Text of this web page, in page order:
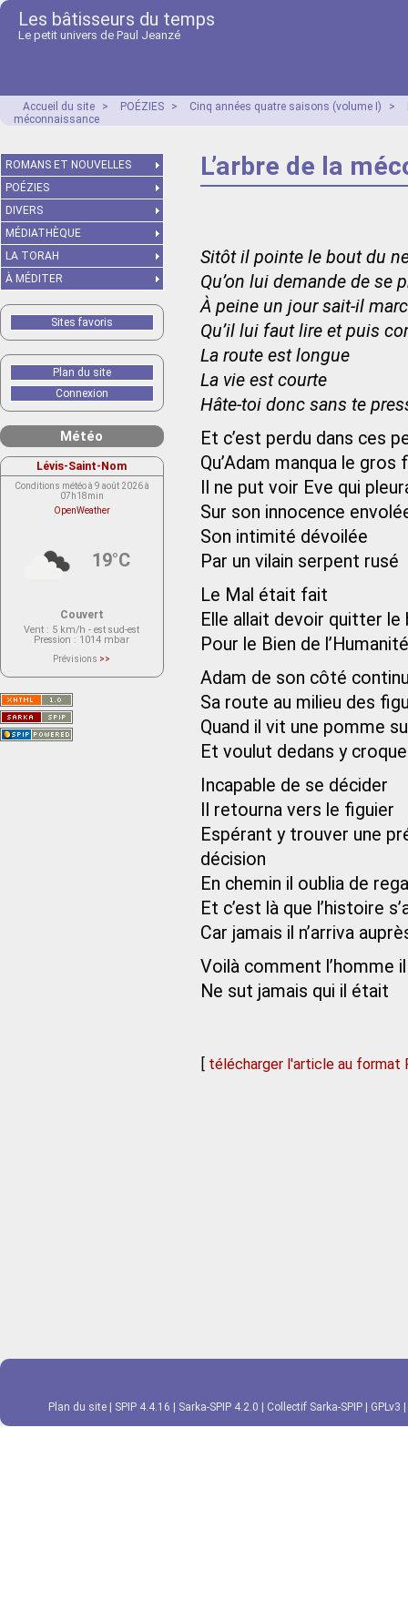
Les bâtisseurs du temps
Le petit univers de Paul Jeanzé
Accueil du site > POÉZIES > Cinq années quatre saisons (volume I) >
méconnaissance
L’arbre de la
Sitôt il pointe le bout du
Qu’on lui demande de se
À peine un jour sait-il
Qu’il lui faut lire et puis
La route est longue
La vie est courte
Hâte-toi donc sans te
Et c’est perdu dans ces
Qu’Adam manqua le gros
Il ne put voir Eve qui
Sur son innocence
Son intimité dévoilée
Par un vilain serpent rusé
Le Mal était fait
Elle allait devoir quitter le
Pour le Bien de l’Humanité
Adam de son côté
Sa route au milieu des
Quand il vit une pomme
Et voulut dedans y
Incapable de se décider
Il retourna vers le figuier
Espérant y trouver une
décision
En chemin il oublia de
Et c’est là que l’histoire
Car jamais il n’arriva
Voilà comment l’homme
Ne sut jamais qui il était
[ télécharger l'article au format
ROMANS ET NOUVELLES
POÉZIES
DIVERS
MÉDIATHÈQUE
LA TORAH
À MÉDITER
Sites favoris
Plan du site
Connexion
Météo
Lévis-Saint-Nom
Conditions météo à 9 août 2026 à
07h18min
OpenWeather
19°C
Couvert
Vent : 5 km/h - est sud-est
Pression : 1014 mbar
Prévisions >>
actuellement aucune prévision
Saint-Nom.
Veuillez consulter le message du
service ci-dessous.
(401 - Invalid API key. Please see
https://openweathermap.org/faq#error401
Plan du site SPIP 4.4.16 Sarka-SPIP 4.2.0 Collectif Sarka-SPIP GPLv3